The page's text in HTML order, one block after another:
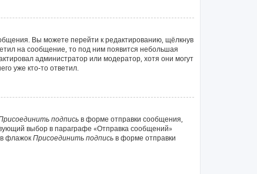
Вы можете перейти к редактированию, щёлкнув
на сообщение, то под ним появится небольшая
администратор или модератор, хотя они могут
уже кто-то ответил.
подпись в форме отправки сообщения,
выбор в параграфе «Отправка сообщений»
флажок Присоединить подпись в форме отправки